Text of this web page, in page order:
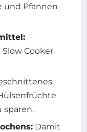
und Pfannen
Cooker
sparen.
Damit